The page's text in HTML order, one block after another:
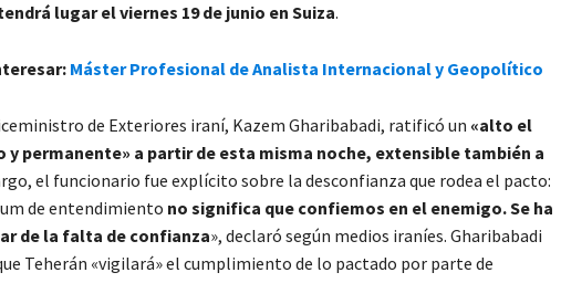
lugar el viernes 19 de junio en Suiza.
Máster Profesional de Analista Internacional y Geopolítico
de Exteriores iraní, Kazem Gharibabadi, ratificó un «alto el
permanente» a partir de esta misma noche, extensible también a
el funcionario fue explícito sobre la desconfianza que rodea el pacto:
de entendimiento no significa que confiemos en el enemigo. Se ha
de la falta de confianza», declaró según medios iraníes. Gharibabadi
Teherán «vigilará» el cumplimiento de lo pactado por parte de